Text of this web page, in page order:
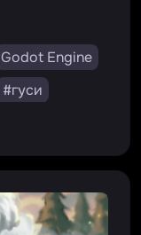
Godot Engine
#гуси